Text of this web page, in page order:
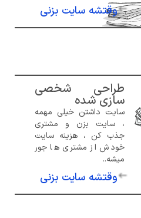
وقتشه سایت بزنی
طراحی شخصی
سازی شده
سایت داشتن خیلی مهمه
، سایت بزن و مشتری
جذب کن ، هزینه سایت
خودش از مشتری ها جور
میشه..
وقتشه سایت بزنی